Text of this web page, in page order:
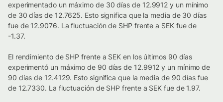
experimentado un máximo de 30 días de 12.9912 y un mínimo
de 30 días de 12.7625. Esto significa que la media de 30 días
fue de 12.9076. La fluctuación de SHP frente a SEK fue de
-1.37.
El rendimiento de SHP frente a SEK en los últimos 90 días
experimentó un máximo de 90 días de 12.9912 y un mínimo de
90 días de 12.4129. Esto significa que la media de 90 días fue
de 12.7330. La fluctuación de SHP frente a SEK fue de 1.97.